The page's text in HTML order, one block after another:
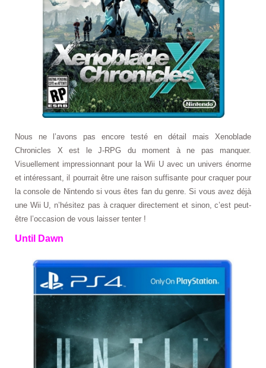
Nous ne l’avons pas encore testé en détail mais Xenoblade
Chronicles X est le J-RPG du moment à ne pas manquer.
Visuellement impressionnant pour la Wii U avec un univers énorme
et intéressant, il pourrait être une raison suffisante pour craquer pour
la console de Nintendo si vous êtes fan du genre. Si vous avez déjà
une Wii U, n’hésitez pas à craquer directement et sinon, c’est peut-
être l’occasion de vous laisser tenter !
Until Dawn